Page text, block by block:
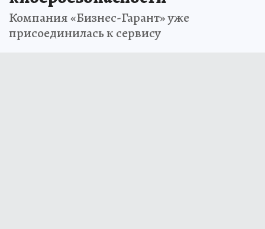
Компания «Бизнес-Гарант» уже
присоединилась к сервису